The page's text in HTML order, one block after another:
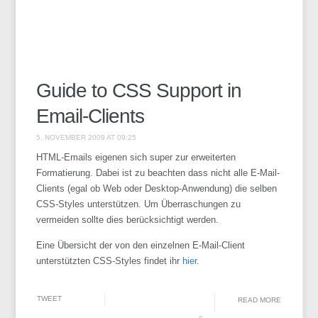
Guide to CSS Support in
Email-Clients
5. NOVEMBER 2009 AT 09:25
HTML-Emails eigenen sich super zur erweiterten
Formatierung. Dabei ist zu beachten dass nicht alle E-Mail-
Clients (egal ob Web oder Desktop-Anwendung) die selben
CSS-Styles unterstützen. Um Überraschungen zu
vermeiden sollte dies berücksichtigt werden.
Eine Übersicht der von den einzelnen E-Mail-Client
unterstützten CSS-Styles findet ihr hier.
TWEET READ MORE